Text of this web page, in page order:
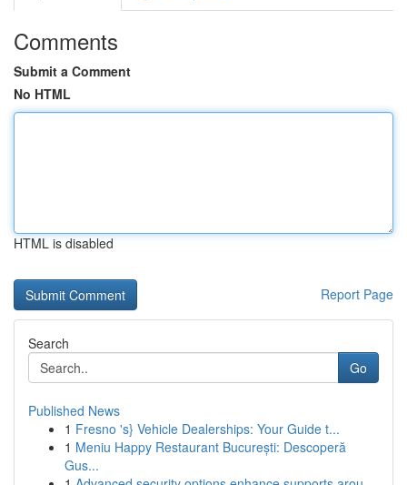
Comments
Submit a Comment
No HTML
HTML is disabled
Report Page
Search
Go
Published News
1 Fresno 's} Vehicle Dealerships: Your Guide t...
1 Meniu Happy Restaurant București: Descoperă
Gus...